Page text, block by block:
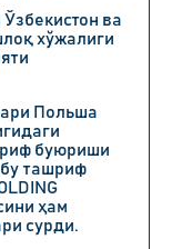
ва
хўжалиги
Польша
буюриши
ташриф
ҳам
сурди.